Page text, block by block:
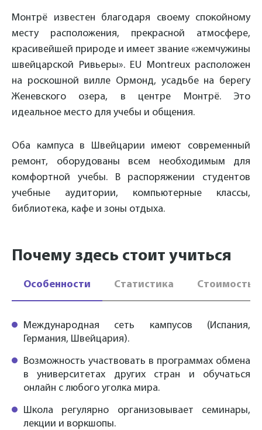
Монтрё известен благодаря своему спокойному
месту расположения, прекрасной атмосфере,
красивейшей природе и имеет звание «жемчужины
швейцарской Ривьеры». EU Montreux расположен
на роскошной вилле Ормонд, усадьбе на берегу
Женевского озера, в центре Монтрё. Это
идеальное место для учебы и общения.
Оба кампуса в Швейцарии имеют современный
ремонт, оборудованы всем необходимым для
комфортной учебы. В распоряжении студентов
учебные аудитории, компьютерные классы,
библиотека, кафе и зоны отдыха.
Почему здесь стоит учиться
Особенности Статистика Стоимость
Международная сеть кампусов (Испания,
Германия, Швейцария).
Возможность участвовать в программах обмена
в университетах других стран и обучаться
онлайн с любого уголка мира.
Школа регулярно организовывает семинары,
лекции и воркшопы.